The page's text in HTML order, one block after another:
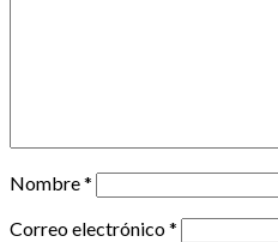
Nombre*
Correo electrónico*